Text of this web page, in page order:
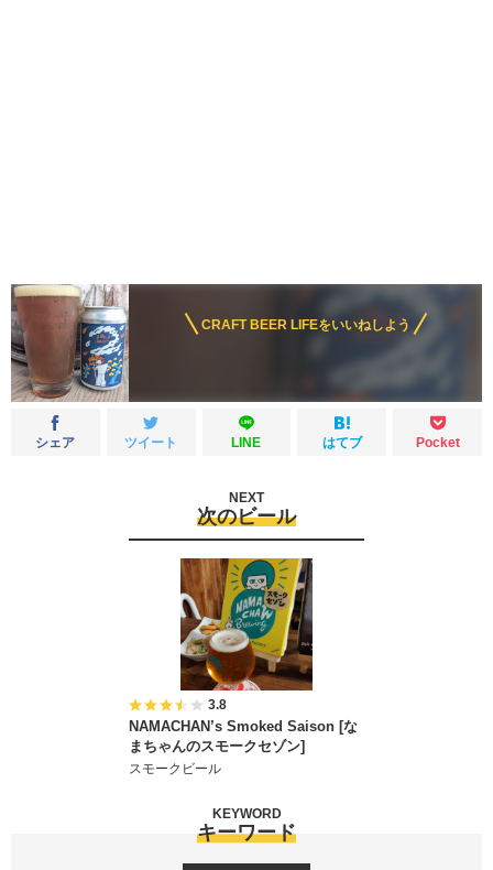
CRAFT BEER LIFEをいいねしよう
シェア ツイート LINE はてブ Pocket
次のビール
NEXT
3.8
NAMACHAN’s Smoked Saison [な
まちゃんのスモークセゾン]
スモークビール
キーワード
KEYWORD